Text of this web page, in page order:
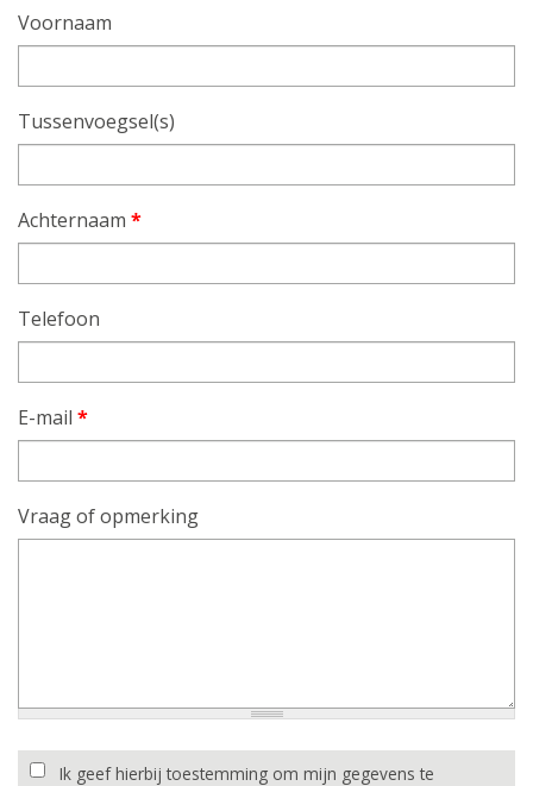
Voornaam
Tussenvoegsel(s)
Achternaam *
Telefoon
E-mail *
Vraag of opmerking
Ik geef hierbij toestemming om mijn gegevens te